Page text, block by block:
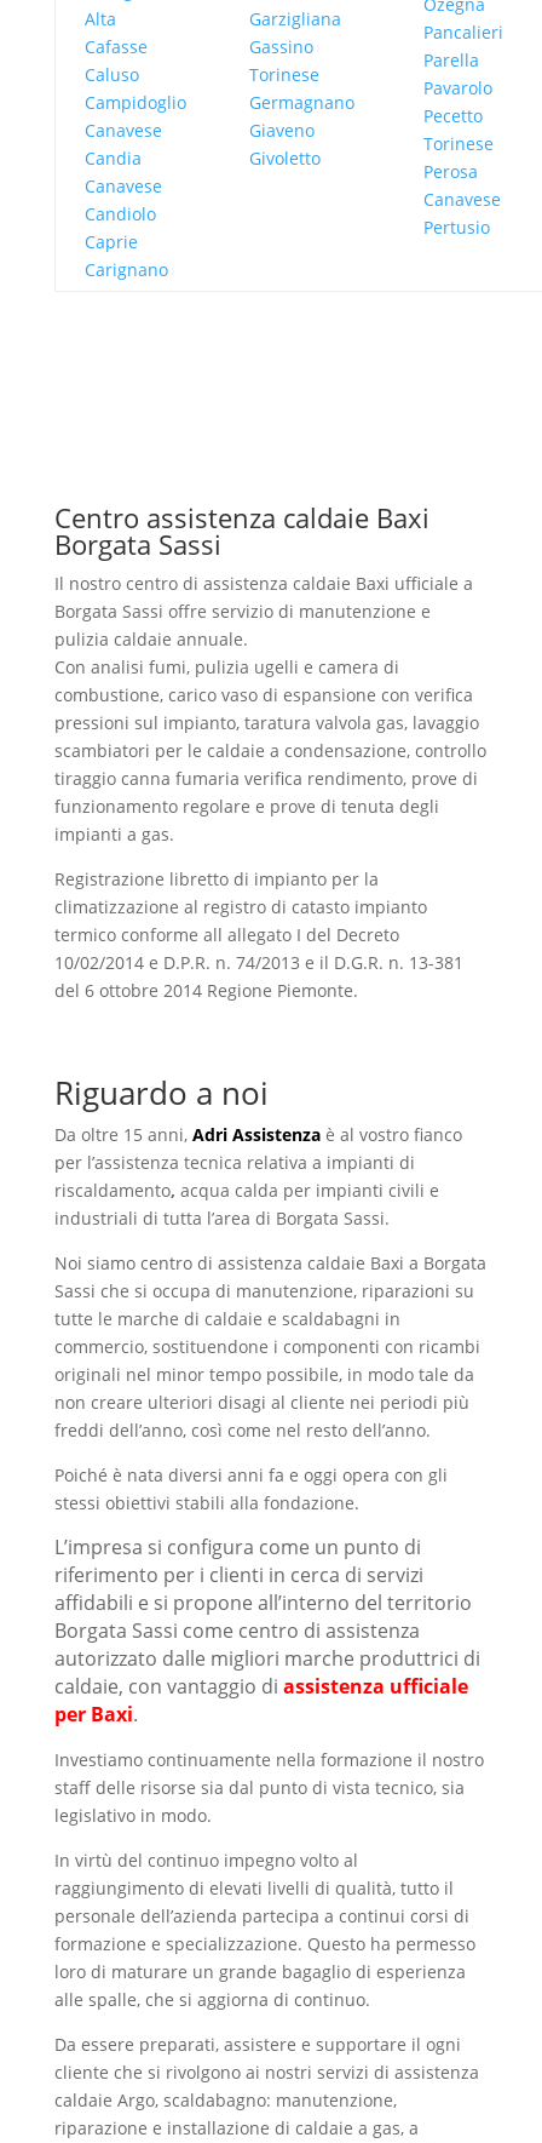
Alta
Cafasse
Caluso
Campidoglio
Canavese
Candia
Canavese
Candiolo
Caprie
Carignano
Garzigliana
Gassino
Torinese
Germagnano
Giaveno
Givoletto
Pancalieri
Parella
Pavarolo
Pecetto
Torinese
Perosa
Canavese
Pertusio
Centro assistenza caldaie Baxi
Borgata Sassi
Il nostro centro di assistenza caldaie Baxi ufficiale a
Borgata Sassi offre servizio di manutenzione e
pulizia caldaie annuale.
Con analisi fumi, pulizia ugelli e camera di
combustione, carico vaso di espansione con verifica
pressioni sul impianto, taratura valvola gas, lavaggio
scambiatori per le caldaie a condensazione, controllo
tiraggio canna fumaria verifica rendimento, prove di
funzionamento regolare e prove di tenuta degli
impianti a gas.
Registrazione libretto di impianto per la
climatizzazione al registro di catasto impianto
termico conforme all allegato I del Decreto
10/02/2014 e D.P.R. n. 74/2013 e il D.G.R. n. 13-381
del 6 ottobre 2014 Regione Piemonte.
Riguardo a noi
Da oltre 15 anni, Adri Assistenzaè al vostro fianco
per l’assistenza tecnica relativa a impianti di
riscaldamento, acqua calda per impianti civili e
industriali di tutta l’area di Borgata Sassi.
Noi siamo centro di assistenza caldaie Baxi a Borgata
Sassi che si occupa di manutenzione, riparazioni su
tutte le marche di caldaie e scaldabagni in
commercio, sostituendone i componenti con ricambi
originali nel minor tempo possibile, in modo tale da
non creare ulteriori disagi al cliente nei periodi più
freddi dell’anno, così come nel resto dell’anno.
Poiché è nata diversi anni fa e oggi opera con gli
stessi obiettivi stabili alla fondazione.
L’impresa si configura come un punto di
riferimento per i clienti in cerca di servizi
affidabili e si propone all’interno del territorio
Borgata Sassi come centro di assistenza
autorizzato dalle migliori marche produttrici di
caldaie, con vantaggio di assistenza ufficiale
per Baxi.
Investiamo continuamente nella formazione il nostro
staff delle risorse sia dal punto di vista tecnico, sia
legislativo in modo.
In virtù del continuo impegno volto al
raggiungimento di elevati livelli di qualità, tutto il
personale dell’azienda partecipa a continui corsi di
formazione e specializzazione. Questo ha permesso
loro di maturare un grande bagaglio di esperienza
alle spalle, che si aggiorna di continuo.
Da essere preparati, assistere e supportare il ogni
cliente che si rivolgono ai nostri servizi di assistenza
caldaie Argo, scaldabagno: manutenzione,
riparazione e installazione di caldaie a gas, a